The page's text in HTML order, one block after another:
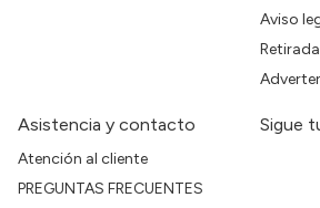
Aviso
Asistencia y contacto
Atención al cliente
PREGUNTAS FRECUENTES
Sigue